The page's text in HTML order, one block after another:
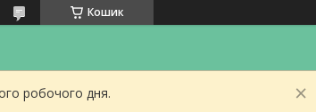
Кошик
робочого дня.